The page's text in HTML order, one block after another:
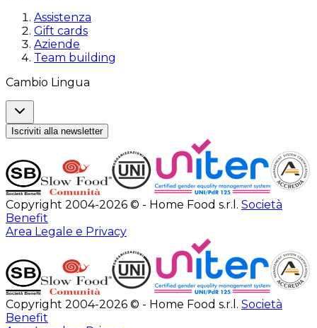
Assistenza
Gift cards
Aziende
Team building
Cambio Lingua
Iscriviti alla newsletter
Copyright 2004-2026 © - Home Food s.r.l. Società
Benefit
Area Legale e Privacy
Copyright 2004-2026 © - Home Food s.r.l. Società
Benefit